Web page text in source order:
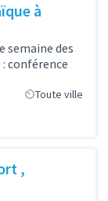
à
semaine des
conférence
Toute ville
,